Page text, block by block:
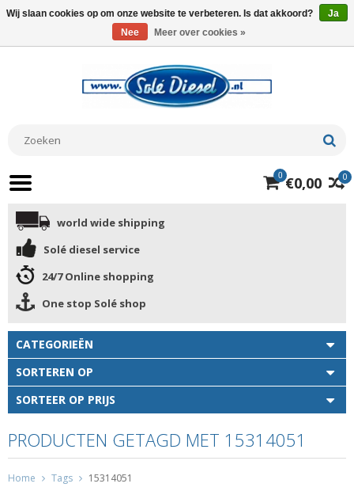
0
0 €0,00
world wide shipping
Solé diesel service
24/7 Online shopping
One stop Solé shop
CATEGORIEËN
SORTEREN OP
SORTEER OP PRIJS
PRODUCTEN GETAGD MET 15314051
Home Tags 15314051
Wij slaan cookies op om onze website te verbeteren. Is dat akkoord?
Ja
Nee
Meer over cookies »